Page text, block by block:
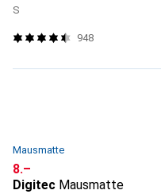
S
948
Mausmatte
CHF
8.–
Digitec Mausmatte